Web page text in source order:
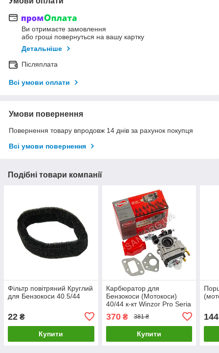
Ви отримаєте замовлення
або гроші повернуться на вашу картку
Детальніше
Післяплата
Всі умови оплати
Умови повернення
Повернення товару впродовж 14 днів за рахунок покупця
Всі умови повернення
Подібні товари компанії
Фільтр повітряний Круглий
для Бензокоси 40.5/44
22 ₴
Купити
Карбюратор для
Бензокоси (Мотокоси)
40/44 к-кт Winzor Pro Seria
370₴ 381 ₴
Купити
144